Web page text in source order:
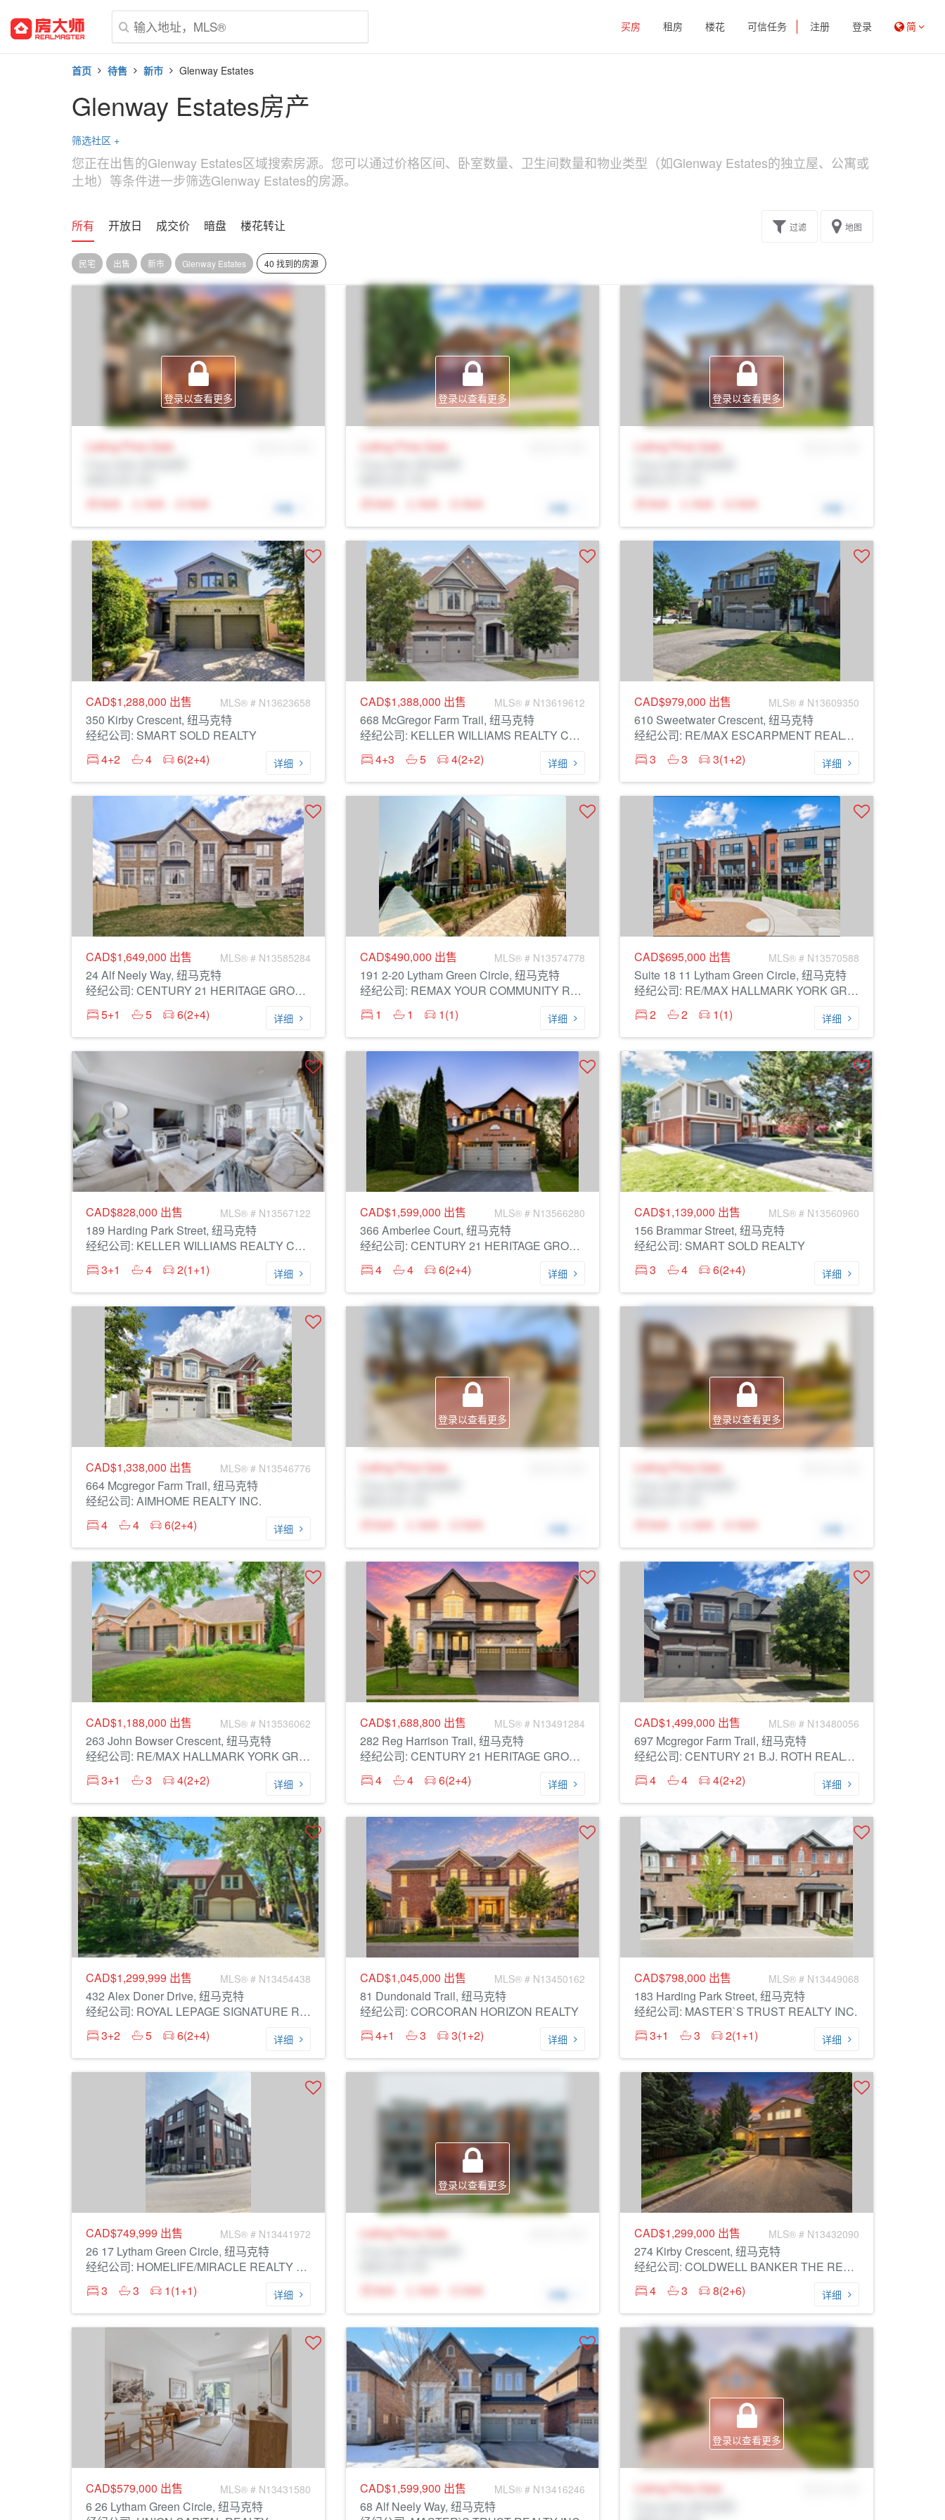
买房 租房 楼花 可信任务 注册 登录 简
首页 待售 新市 Glenway Estates
Glenway Estates房产
筛选社区 +
您正在出售的Glenway Estates区域搜索房源。您可以通过价格区间、卧室数量、卫生间数量和物业类型（如Glenway Estates的独立屋、公寓或
土地）等条件进一步筛选Glenway Estates的房源。
所有 开放日 成交价 暗盘 楼花转让 过滤 地图
民宅 出售 新市 Glenway Estates 40 找到的房源
登录以查看更多
Listing Price Sale
N/A
N/A N/A 详细
登录以查看更多
Listing Price Sale
N/A
N/A N/A 详细
登录以查看更多
Listing Price Sale
N/A
N/A N/A 详细
CAD$1,288,000 出售 MLS® # N13623658
350 Kirby Crescent, 纽马克特
经纪公司: SMART SOLD REALTY
4+2
4 6(2+4) 详细
CAD$1,388,000 出售 MLS® # N13619612
668 McGregor Farm Trail, 纽马克特
经纪公司: KELLER WILLIAMS REALTY CENTRES
4+3
5 4(2+2) 详细
CAD$979,000 出售 MLS® # N13609350
610 Sweetwater Crescent, 纽马克特
经纪公司: RE/MAX ESCARPMENT REALTY INC.
3
3 3(1+2) 详细
CAD$1,649,000 出售 MLS® # N13585284
24 Alf Neely Way, 纽马克特
经纪公司: CENTURY 21 HERITAGE GROUP LTD.
5+1
5 6(2+4) 详细
CAD$490,000 出售 MLS® # N13574778
191 2-20 Lytham Green Circle, 纽马克特
经纪公司: REMAX YOUR COMMUNITY REALTY
1
1 1(1) 详细
CAD$695,000 出售 MLS® # N13570588
Suite 18 11 Lytham Green Circle, 纽马克特
经纪公司: RE/MAX HALLMARK YORK GROUP REALTY LTD.
2
2 1(1) 详细
CAD$828,000 出售 MLS® # N13567122
189 Harding Park Street, 纽马克特
经纪公司: KELLER WILLIAMS REALTY CENTRES
3+1
4 2(1+1) 详细
CAD$1,599,000 出售 MLS® # N13566280
366 Amberlee Court, 纽马克特
经纪公司: CENTURY 21 HERITAGE GROUP LTD.
4
4 6(2+4) 详细
CAD$1,139,000 出售 MLS® # N13560960
156 Brammar Street, 纽马克特
经纪公司: SMART SOLD REALTY
3
4 6(2+4) 详细
CAD$1,338,000 出售 MLS® # N13546776
664 Mcgregor Farm Trail, 纽马克特
经纪公司: AIMHOME REALTY INC.
4
4 6(2+4) 详细
登录以查看更多
Listing Price Sale
N/A
N/A N/A 详细
登录以查看更多
Listing Price Sale
N/A
N/A N/A 详细
CAD$1,188,000 出售 MLS® # N13536062
263 John Bowser Crescent, 纽马克特
经纪公司: RE/MAX HALLMARK YORK GROUP REALTY LTD.
3+1
3 4(2+2) 详细
CAD$1,688,800 出售 MLS® # N13491284
282 Reg Harrison Trail, 纽马克特
经纪公司: CENTURY 21 HERITAGE GROUP LTD.
4
4 6(2+4) 详细
CAD$1,499,000 出售 MLS® # N13480056
697 Mcgregor Farm Trail, 纽马克特
经纪公司: CENTURY 21 B.J. ROTH REALTY LTD.
4
4 4(2+2) 详细
CAD$1,299,999 出售 MLS® # N13454438
432 Alex Doner Drive, 纽马克特
经纪公司: ROYAL LEPAGE SIGNATURE REALTY
3+2
5 6(2+4) 详细
CAD$1,045,000 出售 MLS® # N13450162
81 Dundonald Trail, 纽马克特
经纪公司: CORCORAN HORIZON REALTY
4+1
3 3(1+2) 详细
CAD$798,000 出售 MLS® # N13449068
183 Harding Park Street, 纽马克特
经纪公司: MASTER`S TRUST REALTY INC.
3+1
3 2(1+1) 详细
CAD$749,999 出售 MLS® # N13441972
26 17 Lytham Green Circle, 纽马克特
经纪公司: HOMELIFE/MIRACLE REALTY LTD
3
3 1(1+1) 详细
登录以查看更多
Listing Price Sale
N/A
N/A N/A 详细
CAD$1,299,000 出售 MLS® # N13432090
274 Kirby Crescent, 纽马克特
经纪公司: COLDWELL BANKER THE REAL ESTATE CENTRE
4
3 8(2+6) 详细
CAD$579,000 出售 MLS® # N13431580
6 26 Lytham Green Circle, 纽马克特
CAD$1,599,900 出售 MLS® # N13416246
68 Alf Neely Way, 纽马克特
登录以查看更多
Listing Price Sale